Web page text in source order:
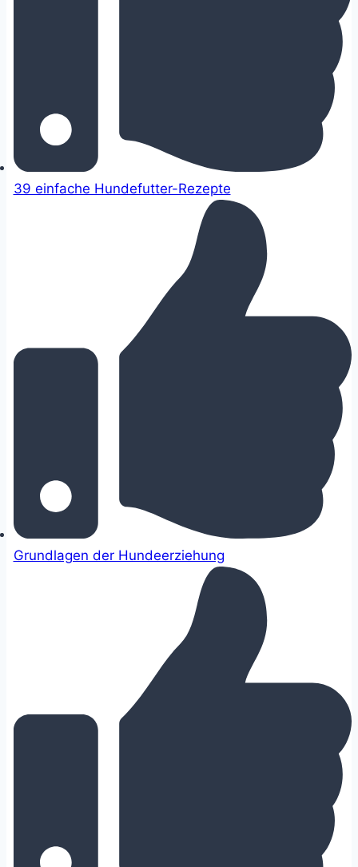
39 einfache Hundefutter-Rezepte
Grundlagen der Hundeerziehung